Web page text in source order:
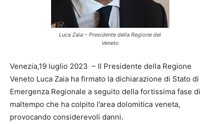
Luca Zaia – Presidente della Regione del
Veneto
Venezia,19 luglio 2023 – Il Presidente della Regione
Veneto Luca Zaia ha firmato la dichiarazione di Stato di
Emergenza Regionale a seguito della fortissima fase di
maltempo che ha colpito l’area dolomitica veneta,
provocando considerevoli danni.